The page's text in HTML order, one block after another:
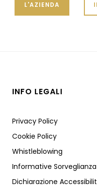
L'AZIENDA
INFO LEGALI
Privacy Policy
Cookie Policy
Whistleblowing
Informative Sorveglianza
Dichiarazione